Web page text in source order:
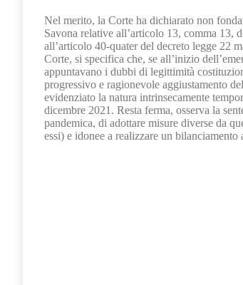
Nel merito, la Corte ha dichiarato non
Savona relative all’articolo 13, comma 13,
all’articolo 40-quater del decreto legge 22
Corte, si specifica che, se all’inizio
appuntavano i dubbi di legittimità
progressivo e ragionevole aggiustamento
evidenziato la natura intrinsecamente
dicembre 2021. Resta ferma, osserva la
pandemica, di adottare misure diverse da
essi) e idonee a realizzare un